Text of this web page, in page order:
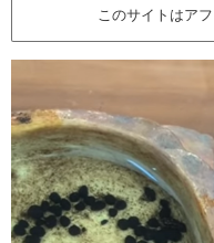
このサイトはア